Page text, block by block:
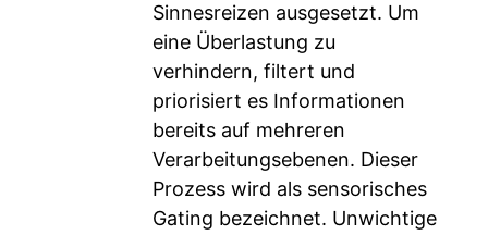
Sinnesreizen ausgesetzt. Um
eine Überlastung zu
verhindern, filtert und
priorisiert es Informationen
bereits auf mehreren
Verarbeitungsebenen. Dieser
Prozess wird als sensorisches
Gating bezeichnet. Unwichtige